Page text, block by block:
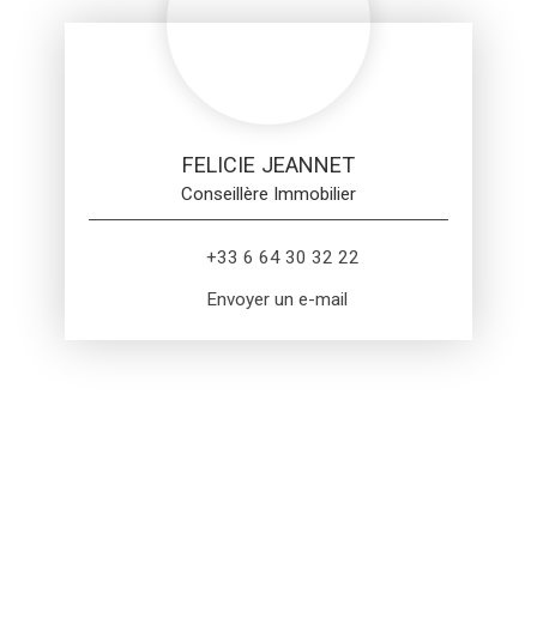
FELICIE JEANNET
Conseillère Immobilier
+33 6 64 30 32 22
Envoyer un e-mail